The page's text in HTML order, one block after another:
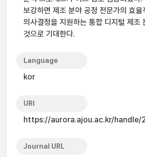
보강하면 제조 분야 공정 전문가의 효율
의사결정을 지원하는 통합 디지털 제조
것으로 기대한다.
Language
kor
URI
https://aurora.ajou.ac.kr/handle/
Journal URL